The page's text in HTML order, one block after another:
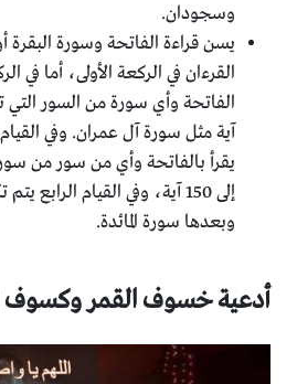
وسجودان.
يسن قراءة الفاتحة وسورة
القرءان في الركعة الأولى، أما في
آية مثل سورة آل عمران. وفي
يقرأ بالفاتحة وأي من سور من
إلى 150 آية، وفي القيام الرابع
وبعدها سورة المائدة.
أدعية خسوف القمر